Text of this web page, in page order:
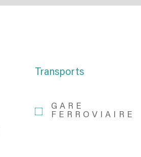
Transports
GARE
FERROVIAIRE